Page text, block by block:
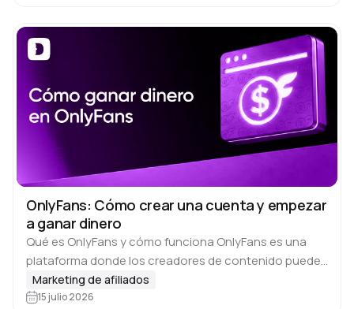
OnlyFans: Cómo crear una cuenta y empezar
a ganar dinero
Qué es OnlyFans y cómo funciona OnlyFans es una
plataforma donde los creadores de contenido pueden
💰 ganar dinero directamente de su audiencia. Y
aunque la mayoría de la gente…
Marketing de afiliados
15 julio 2026